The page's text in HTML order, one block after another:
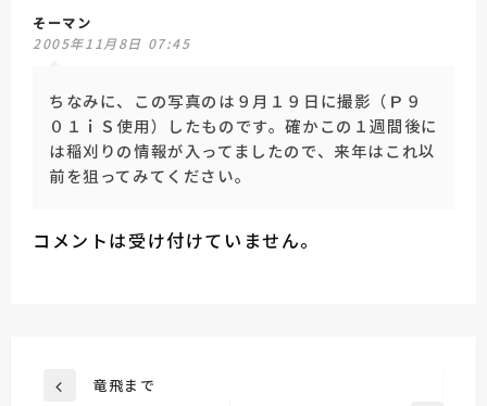
そーマン
2005年11月8日 07:45
ちなみに、この写真のは９月１９日に撮影（Ｐ９
０１ｉＳ使用）したものです。確かこの１週間後に
は稲刈りの情報が入ってましたので、来年はこれ以
前を狙ってみてください。
コメントは受け付けていません。
投
前
竜飛まで